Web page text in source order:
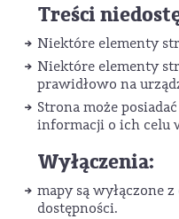
Treści
Niektóre elementy
Niektóre elementy
prawidłowo na
Strona może
informacji o ich celu
Wyłączenia:
mapy są wyłączone
dostępności.